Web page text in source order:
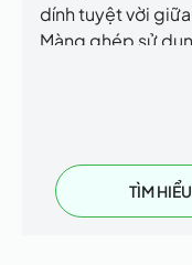
dính tuyệt vời
Màng ghép sử
TÌM